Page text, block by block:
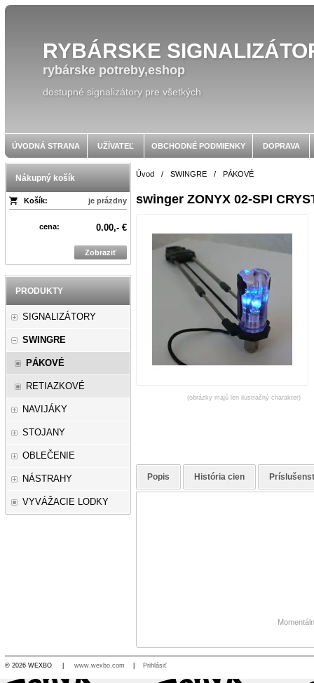
RYBÁRSKE
rybárske potreby,eshop
dostupné signalizátory pre všetkých
ÚVODNÁ STRANA UŽÍVATEĽ OBCHODNÉ PODMIENKY DOPRAVA
Nákupný košík
Košík: je prázdny
cena: 0.00,- €
Zobraziť
PRODUKTY
SIGNALIZÁTORY
SWINGRE
PÁKOVÉ
RETIAZKOVÉ
NAVIJÁKY
STOJANY
OBLEČENIE
NÁSTRAHY
VYVÁŽACIE LODKY
Úvod / SWINGRE / PÁKOVÉ
swinger ZONYX 02-SPI
(obrázky majú len ilustračný charakter)
Popis História cien
© 2026 WEXBO | www.wexbo.com Prihlásiť